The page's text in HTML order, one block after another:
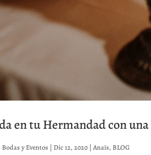
en tu Hermandad con
y Eventos |Dic 12, 2020 |Anaïs,BLOG